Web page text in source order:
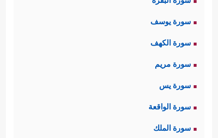
سورة يوسف
سورة الكهف
سورة مريم
سورة يس
سورة الواقعة
سورة الملك